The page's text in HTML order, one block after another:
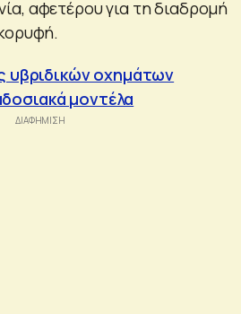
αφετέρου για τη διαδρομή
υβριδικών οχημάτων
μοντέλα